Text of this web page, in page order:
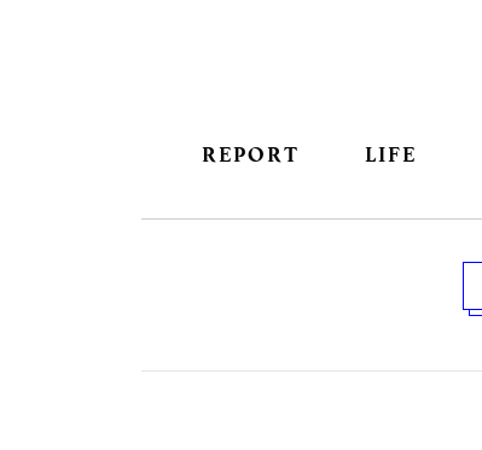
REPORT LIFE